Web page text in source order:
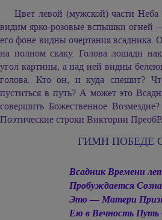
Цвет левой (мужской) части
видим ярко-розовые вспышки огней
его фоне видны очертания всадника.
на полном скаку. Голова лошади
угол картины, а над ней видны
голова. Кто он, и куда спешит?
пуститься в путь? А может это
совершить Божественное
Поэтические строки Виктории
ГИМН ПОБЕДЕ
Всадник Времени
Пробуждается
Это — Матери
Ею в Вечность